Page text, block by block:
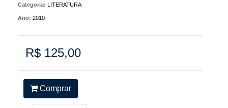
Categoria: LITERATURA
Ano: 2010
R$ 125,00
Comprar